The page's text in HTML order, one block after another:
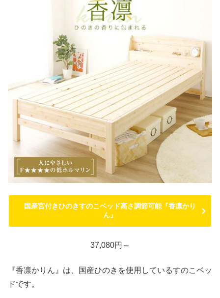
国産宮付きひのきすのこベッド高さ調節可能『香凛かり
ん』
37,080円～
『香凛かりん』は、国産ひのきを使用しているすのこベッ
ドです。